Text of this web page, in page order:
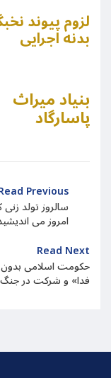
بدنه اجرایی
Share
بنیاد میراث
پاسارگاد
Previous
سالروز تولد
امروز می
Read Next
حکومت اسلامی بدون
فدا» و شرکت در